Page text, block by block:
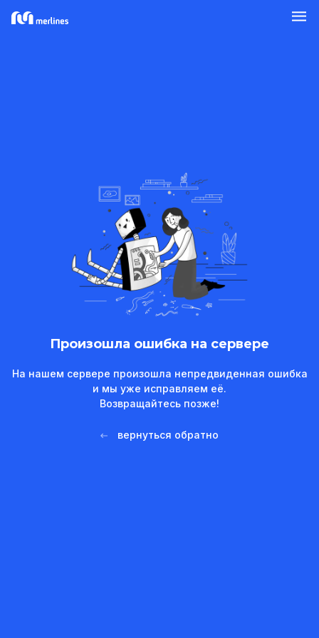
Произошла ошибка на сервере
На нашем сервере произошла непредвиденная ошибка
и мы уже исправляем её.
Возвращайтесь позже!
вернуться обратно